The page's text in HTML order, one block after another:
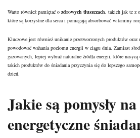
Warto również pamiętać o zdrowych tłuszczach, takich jak te z
które są korzystne dla serca i pomagają absorbować witaminy
Kluczowe jest również unikanie przetworzonych produktów oraz
powodować wahania poziomu energii w ciągu dnia. Zamiast
gazowanych, lepiej wybrać naturalne źródła energii, które
takich produktów do śniadania przyczynia się do lepszego
dzień.
Jakie są pomysły na
energetyczne